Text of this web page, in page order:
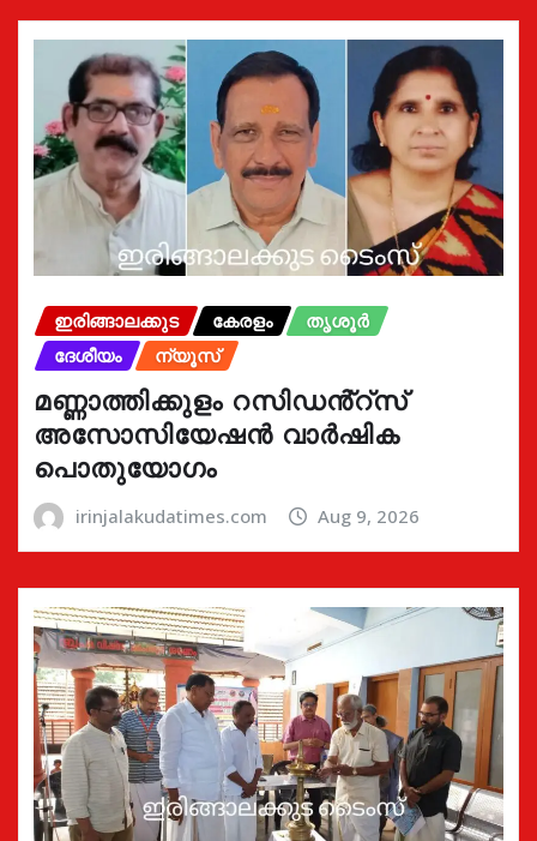
ഇരിങ്ങാലക്കുട കേരളം
തൃശൂർ
ദേശീയം
ന്യൂസ്
മണ്ണാത്തിക്കുളം റസിഡൻ്റ്സ്
അസോസിയേഷൻ വാർഷിക
പൊതുയോഗം
irinjalakudatimes.com Aug 9, 2026